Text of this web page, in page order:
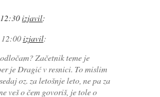
izjavil:
izjavil:
Začetnik teme je
je Dragić v resnici. To mislim
oz. za letošnje leto, ne pa za
veš o čem govoriš, je tole o